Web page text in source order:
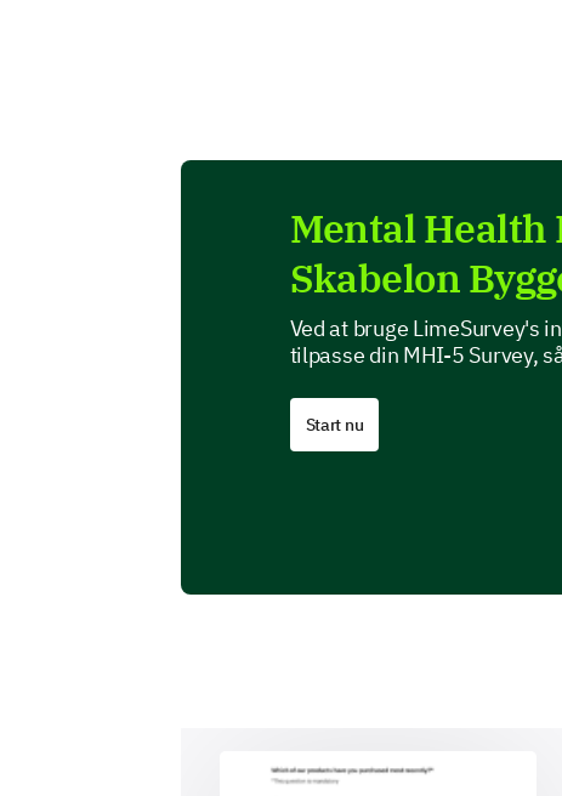
Mental
Skabelon
Ved at bruge LimeSurvey's
tilpasse din MHI-5 Survey,
Start nu